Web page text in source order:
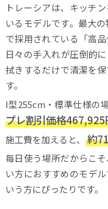
トレーシアは、キッチ
いるモデルです。最大
で採用されている「高
日々の手入れが圧倒的
拭きするだけで清潔を
す。
I型255cm・標準仕様の場
プレ割引価格
施工費を加えると、 約
毎日使う場所だからこ
い方におすすめのモデ
いう方にぴったりです。